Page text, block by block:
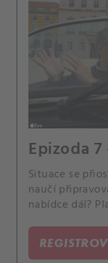
Epizoda
Situace se
naučí
nabídce dál?